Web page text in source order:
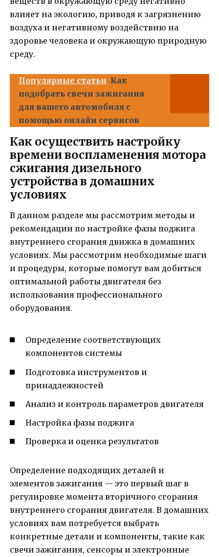
влияет на экологию, приводя к загрязнению
воздуха и негативному воздействию на
здоровье человека и окружающую природную
среду.
Популярные статьи Как
подобрать свечи зажигания
для вашего автомобиля с
помощью онлайн сервисов
Как осуществить настройку
времени воспламенения мотора
сжигания дизельного
устройства в домашних
условиях
В данном разделе мы рассмотрим методы и
рекомендации по настройке фазы поджига
внутреннего сгорания движка в домашних
условиях. Мы рассмотрим необходимые шаги
и процедуры, которые помогут вам добиться
оптимальной работы двигателя без
использования профессионального
оборудования.
Определение соответствующих
компонентов системы
Подготовка инструментов и
принадлежностей
Анализ и контроль параметров двигателя
Настройка фазы поджига
Проверка и оценка результатов
Определение подходящих деталей и
элементов зажигания — это первый шаг в
регулировке момента вторичного сгорания
внутреннего сгорания двигателя. В домашних
условиях вам потребуется выбрать
конкретные детали и компоненты, такие как
свечи зажигания, сенсоры и электронные